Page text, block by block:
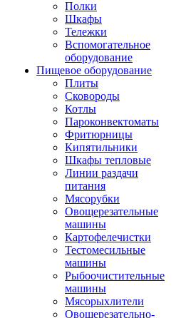
Полки
Шкафы
Тележки
Вспомогательное
оборудование
Пищевое оборудование
Плиты
Сковороды
Котлы
Пароконвектоматы
Фритюрницы
Кипятильники
Шкафы тепловые
Линии раздачи
питания
Мясорубки
Овощерезательные
машины
Картофелечистки
Тестомесильные
машины
Рыбоочистительные
машины
Мясорыхлители
Овощерезательно-